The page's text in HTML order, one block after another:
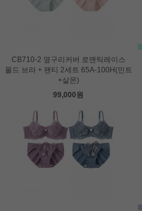
CB710-2 옆구리커버 로맨틱레이스
몰드 브라 + 팬티 2세트 65A-100H(민트
+살몬)
99,000원